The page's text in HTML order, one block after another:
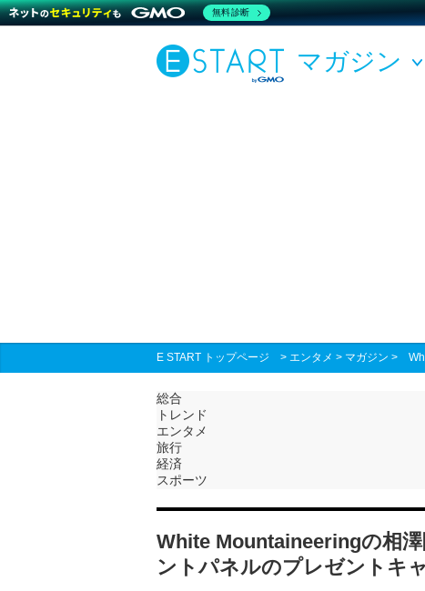
マガジン
E START トップページ > エンタメ > マガジン >
総合
トレンド
エンタメ
旅行
経済
スポーツ
White Mountaineeringの相
ントパネルのプレゼントキ
無料診断